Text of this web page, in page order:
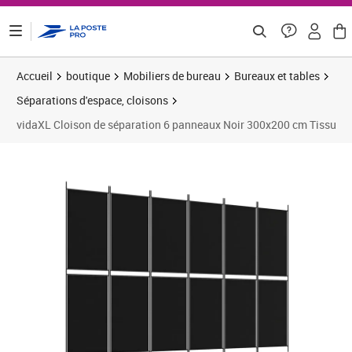
Accueil boutique Mobiliers de bureau
Bureaux et tables
Séparations d'espace, cloisons
vidaXL Cloison de séparation 6 panneaux Noir 300x200 cm Tissu